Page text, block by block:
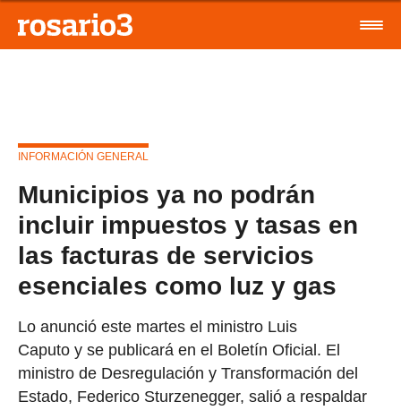
INFORMACIÓN GENERAL
Municipios ya no podrán
incluir impuestos y tasas en
las facturas de servicios
esenciales como luz y gas
Lo anunció este martes el ministro Luis
Caputo y se publicará en el Boletín Oficial. El
ministro de Desregulación y Transformación del
Estado, Federico Sturzenegger, salió a respaldar